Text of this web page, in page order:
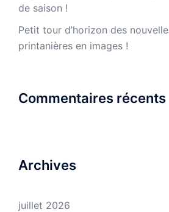
de saison !
Petit tour d’horizon des
printanières en images !
Commentaires récents
Archives
juillet 2026